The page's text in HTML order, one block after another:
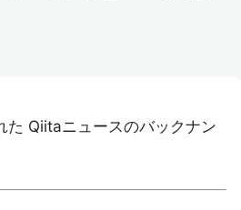
Qiitaニュースのバックナン